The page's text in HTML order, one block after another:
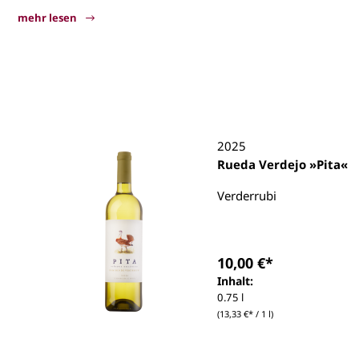
mehr lesen
2025
Rueda Verdejo »Pita«
Verderrubi
Inhalt:
0.75 l
(13,33 €* / 1 l)
10,00 €*